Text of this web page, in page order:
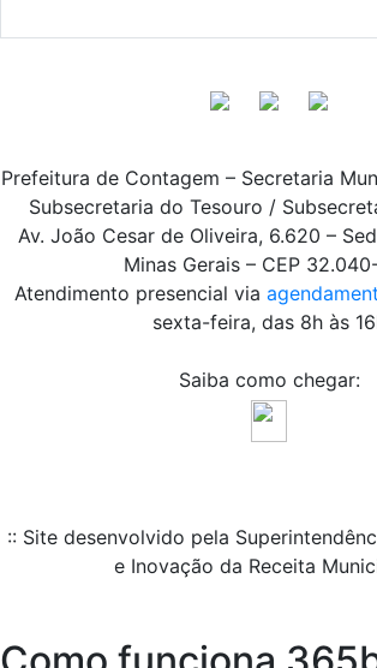
Prefeitura de Contagem – Secretaria
Subsecretaria do Tesouro /
Av. João Cesar de Oliveira, 6.620 –
Minas Gerais – CEP
Atendimento presencial via
sexta-feira, das 8h às
Saiba como chegar:
:: Site desenvolvido pela
e Inovação da Receita